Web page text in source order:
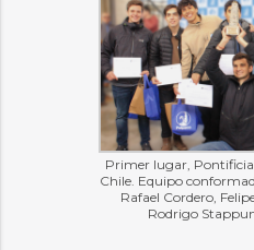
Primer lugar,
Chile. Equipo
Rafael Cordero,
Rodrigo